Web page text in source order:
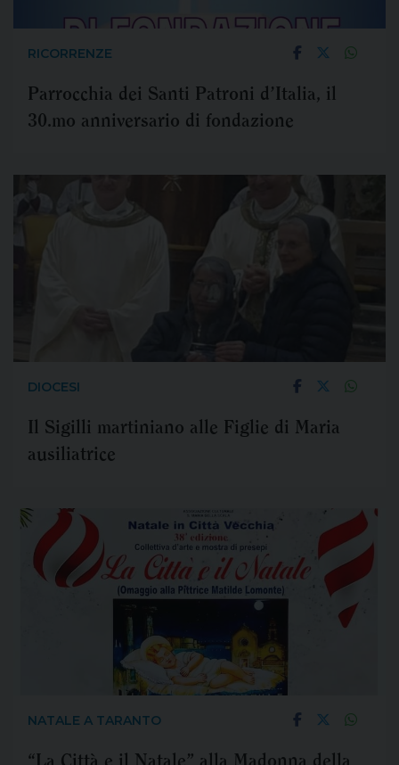
RICORRENZE
Parrocchia dei Santi Patroni d’Italia, il
30.mo anniversario di fondazione
DIOCESI
Il Sigilli martiniano alle Figlie di Maria
ausiliatrice
NATALE A TARANTO
“La Città e il Natale” alla Madonna della